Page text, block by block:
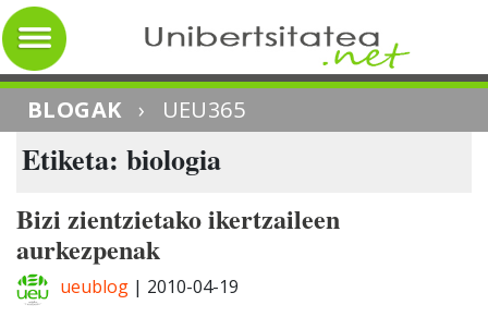
BLOGAK › UEU365
Etiketa: biologia
Bizi zientzietako ikertzaileen
aurkezpenak
ueublog | 2010-04-19